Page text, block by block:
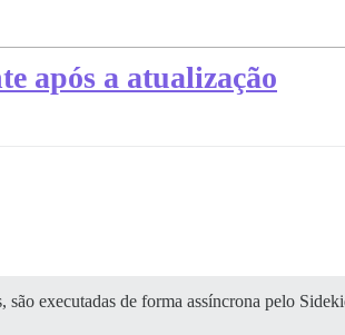
após a atualização
executadas de forma assíncrona pelo